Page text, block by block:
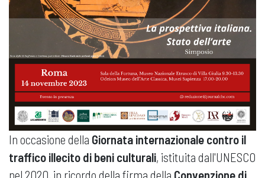
In occasione della Giornata internazionale contro il
traffico illecito di beni culturali, istituita dall'UNESCO
nel 2020, in ricordo della firma della Convenzione di